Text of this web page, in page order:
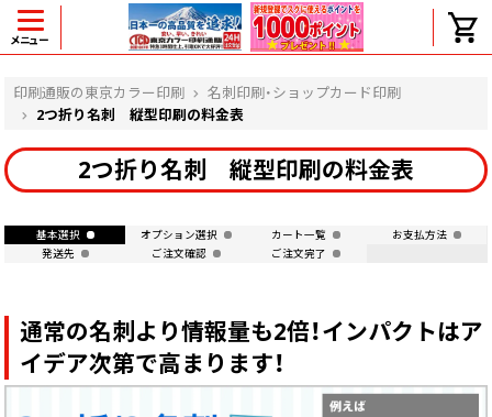
メニュー
印刷通販の東京カラー印刷
名刺印刷・ショップカード印刷
2つ折り名刺 縦型印刷の料金表
2つ折り名刺 縦型印刷の料金表
基本選択 オプション選択 カート一覧
お支払方法
発送先
ご注文確認 ご注文完了
通常の名刺より情報量も2倍！インパクトはア
イデア次第で高まります！
ヘルプ
よくある質問
せん。
価格表にない部数の注文は可能ですか？
完成時間の目安を電話で確認できますか？
任意の部数単位で帯をかけて納品できま
すか？